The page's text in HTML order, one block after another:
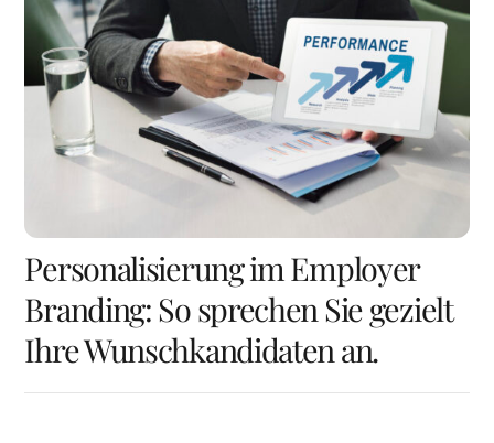
Personalisierung im Employer
Branding: So sprechen Sie gezielt
Ihre Wunschkandidaten an.